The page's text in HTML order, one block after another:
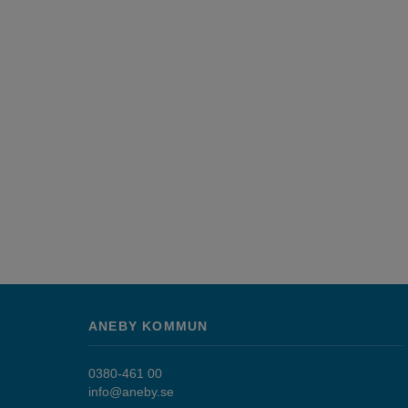
ANEBY KOMMUN
0380-461 00
info@aneby.se